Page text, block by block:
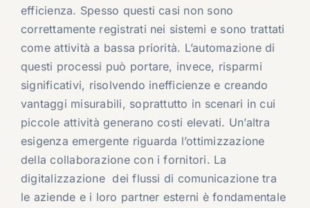
efficienza. Spesso questi casi non sono
correttamente registrati nei sistemi e sono trattati
come attività a bassa priorità. L’automazione di
questi processi può portare, invece, risparmi
significativi, risolvendo inefficienze e creando
vantaggi misurabili, soprattutto in scenari in cui
piccole attività generano costi elevati. Un’altra
esigenza emergente riguarda l’ottimizzazione
della collaborazione con i fornitori. La
digitalizzazione dei flussi di comunicazione tra
le aziende e i loro partner esterni è fondamentale